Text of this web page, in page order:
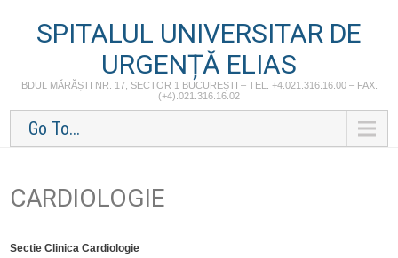
SPITALUL UNIVERSITAR DE
URGENȚĂ ELIAS
BDUL MĂRĂȘTI NR. 17, SECTOR 1 BUCUREȘTI – TEL. +4.021.316.16.00 – FAX.
(+4).021.316.16.02
Go To...
CARDIOLOGIE
Sectie Clinica Cardiologie